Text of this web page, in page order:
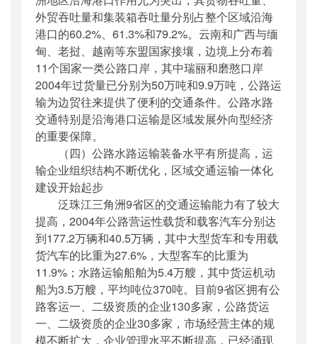
外贸吞吐量和集装箱吞吐量分别占整个区域沿海
港口的60.2%、61.3%和79.2%。云南和广西与缅
甸、老挝、越南等东盟国家接壤，边境上分布着
11个国家一类公路口岸，其中瑞丽和磨憨口岸
2004年过货量已分别为50万吨和9.9万吨，公路运
输为边贸往来提供了便利的交通条件。公路水路
交通特别是沿海港口运输是区域发展外向型经济
的重要保障。
（四）公路水路运输装备水平有所提高，运
输企业组织结构不断优化，区域交通运输一体化
建设开始起步
泛珠江三角洲9省区的交通运输能力有了较大
提高，2004年公路营运性载货和载客汽车分别达
到177.2万辆和40.5万辆，其中大型货车和专用载
货汽车的比重为27.6%，大型客车的比重为
11.9%；水路运输船舶为5.4万艘，其中货运机动
船为3.5万艘，平均吨位370吨。目前9省区拥有公
路客运一、二级资质的企业130多家，公路货运
一、二级资质的企业30多家，市场经营主体的规
模不断扩大，企业管理水平不断提高，已经涌现